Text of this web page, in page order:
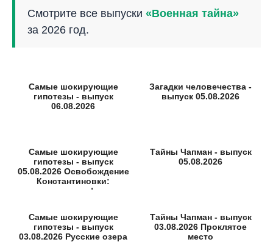
Смотрите все выпуски «Военная тайна»
за 2026 год.
Самые шокирующие
гипотезы - выпуск
06.08.2026
Загадки человечества -
выпуск 05.08.2026
Самые шокирующие
гипотезы - выпуск
05.08.2026 Освобождение
Константиновки:
неизвестные факты
Тайны Чапман - выпуск
05.08.2026
Самые шокирующие
гипотезы - выпуск
03.08.2026 Русские озера
Тайны Чапман - выпуск
03.08.2026 Проклятое
место